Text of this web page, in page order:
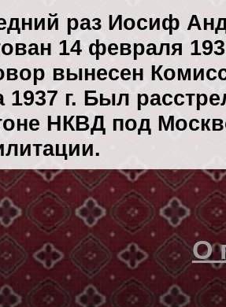
раз Иосиф
14 февраля
вынесен
1937 г. Был
НКВД под
О